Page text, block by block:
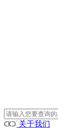
关于我们